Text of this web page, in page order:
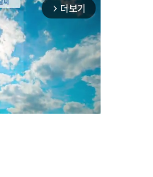
arrow_forward_ios 더보기